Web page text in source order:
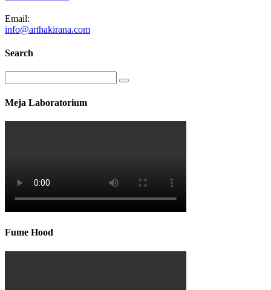
Email:
info@arthakirana.com
Search
Meja Laboratorium
Fume Hood